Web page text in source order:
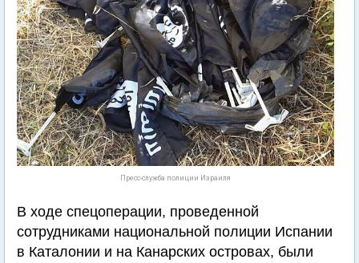
Пресс-служба полиции Израиля
В ходе спецоперации, проведенной
сотрудниками национальной полиции Испании
в Каталонии и на Канарских островах, были